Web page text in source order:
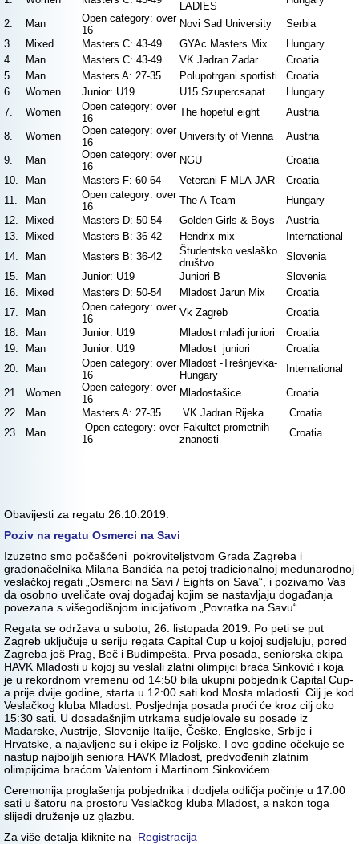
LADIES
2.
Man
Open category: over
16
Novi Sad University
Serbia
3.
Mixed Masters C: 43-49 GYAc Masters Mix
Hungary
4.
Man Masters C: 43-49 VK Jadran Zadar
Croatia
5.
Man Masters A: 27-35 Polupotrgani sportisti
Croatia
6.
Women Junior: U19 U15 Szupercsapat
Hungary
7.
Women
Open category: over
16
The hopeful eight
Austria
8.
Women
Open category: over
16
University of Vienna
Austria
9.
Man
Open category: over
16
NGU
Croatia
10.
Man Masters F: 60-64 Veterani F MLA-JAR
Croatia
11.
Man
Open category: over
16
The A-Team
Hungary
12.
Mixed Masters D: 50-54 Golden Girls & Boys
Austria
13.
Mixed Masters B: 36-42 Hendrix mix
International
14.
Man Masters B: 36-42
Študentsko veslaško
društvo
Slovenia
15.
Man Junior: U19 Juniori B
Slovenia
16.
Mixed Masters D: 50-54 Mladost Jarun Mix
Croatia
17.
Man
Open category: over
16
Vk Zagreb
Croatia
18.
Man Junior: U19 Mladost mlađi juniori
Croatia
19.
Man Junior: U19 Mladost juniori
Croatia
20.
Man
Open category: over
16
Mladost -Trešnjevka-
Hungary
International
21.
Women
Open category: over
16
Mladostašice
Croatia
22.
Man Masters A: 27-35 VK Jadran Rijeka
Croatia
23.
Man
Open category: over
16
Fakultet prometnih
znanosti
Croatia
Obavijesti za regatu 26.10.2019.
Poziv na regatu Osmerci na Savi
Izuzetno smo počašćeni pokroviteljstvom Grada Zagreba i
gradonačelnika Milana Bandića na petoj tradicionalnoj međunarodnoj
veslačkoj regati „Osmerci na Savi / Eights on Sava“, i pozivamo Vas
da osobno uveličate ovaj događaj kojim se nastavljaju događanja
povezana s višegodišnjom inicijativom „Povratka na Savu“.
Regata se održava u subotu, 26. listopada 2019. Po peti se put
Zagreb uključuje u seriju regata Capital Cup u kojoj sudjeluju, pored
Zagreba još Prag, Beč i Budimpešta. Prva posada, seniorska ekipa
HAVK Mladosti u kojoj su veslali zlatni olimpijci braća Sinković i koja
je u rekordnom vremenu od 14:50 bila ukupni pobjednik Capital Cup-
a prije dvije godine, starta u 12:00 sati kod Mosta mladosti. Cilj je kod
Veslačkog kluba Mladost. Posljednja posada proći će kroz cilj oko
15:30 sati. U dosadašnjim utrkama sudjelovale su posade iz
Mađarske, Austrije, Slovenije Italije, Češke, Engleske, Srbije i
Hrvatske, a najavljene su i ekipe iz Poljske. I ove godine očekuje se
nastup najboljih seniora HAVK Mladost, predvođenih zlatnim
olimpijcima braćom Valentom i Martinom Sinkovićem.
Ceremonija proglašenja pobjednika i dodjela odličja počinje u 17:00
sati u šatoru na prostoru Veslačkog kluba Mladost, a nakon toga
slijedi druženje uz glazbu.
Za više detalja kliknite na Registracija